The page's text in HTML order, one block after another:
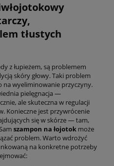
tłustych
z łupieżem, są problemem
skóry głowy. Taki problem
na wyeliminowanie przyczyny.
pielęgnacja —
ale skuteczna w regulacji
Konieczne jest przywrócenie
się w skórze — tam,
szampon na łojotok może
problem. Warto wdrożyć
na konkretne potrzeby